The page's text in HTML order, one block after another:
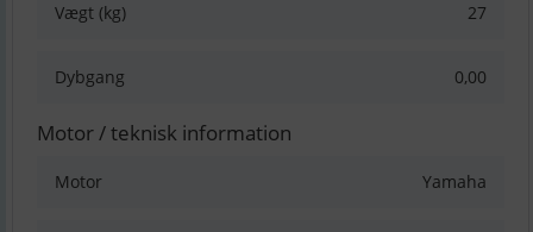
Vægt (kg) 27
Dybgang 0,00
Motor / teknisk information
Motor Yamaha